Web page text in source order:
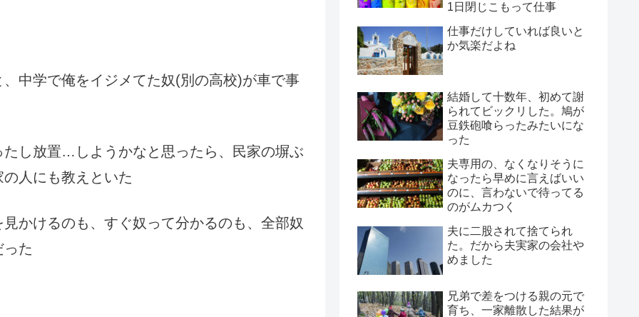
中学で俺をイジメてた奴(別の高校)が車で事
し放置…しようかなと思ったら、民家の塀ぶ
人にも教えといた
かけるのも、すぐ奴って分かるのも、全部奴
た
1日閉じこもって仕事
仕事だけしていれば良いと
か気楽だよね
結婚して十数年、初めて謝
られてビックリした。鳩が
豆鉄砲喰らったみたいにな
った
夫専用の、なくなりそうに
なったら早めに言えばいい
のに、言わないで待ってる
のがムカつく
夫に二股されて捨てられ
た。だから夫実家の会社や
めました
兄弟で差をつける親の元で
育ち、一家離散した結果が